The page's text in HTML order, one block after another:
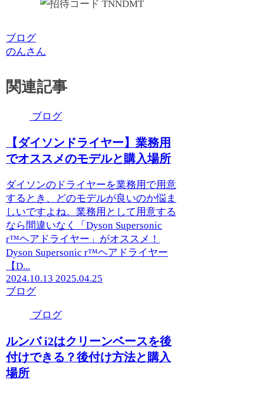
ブログ
のんさん
関連記事
ブログ
【ダイソンドライヤー】業務用
でオススメのモデルと購入場所
ダイソンのドライヤーを業務用で用意
するとき、どのモデルが良いのか悩ま
しいですよね。業務用として用意する
なら間違いなく「Dyson Supersonic
r™ヘアドライヤー」がオススメ！
Dyson Supersonic r™ヘアドライヤー
【D...
2024.10.13 2025.04.25
ブログ
ブログ
ルンバ i2はクリーンベースを後
付けできる？後付け方法と購入
場所